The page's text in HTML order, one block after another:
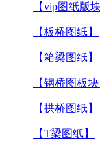
【vip图纸版块
【板桥图纸】
【箱梁图纸】
【钢桥图板块
【拱桥图纸】
【T梁图纸】